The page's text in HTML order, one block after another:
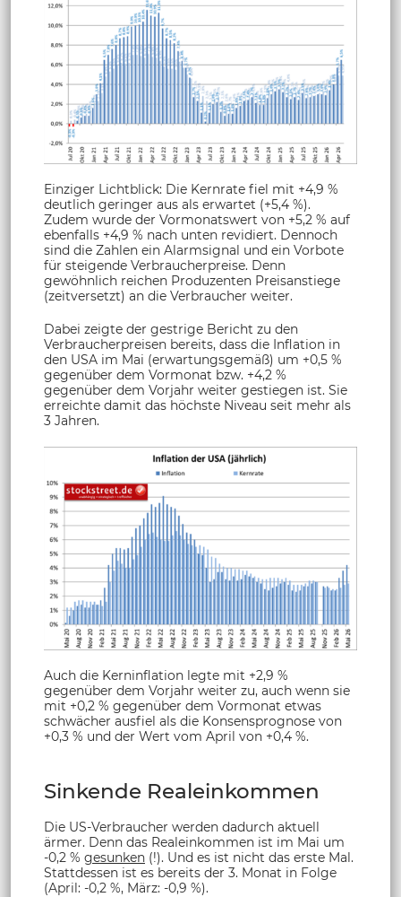
Einziger Lichtblick: Die Kernrate fiel mit +4,9 %
deutlich geringer aus als erwartet (+5,4 %).
Zudem wurde der Vormonatswert von +5,2 % auf
ebenfalls +4,9 % nach unten revidiert. Dennoch
sind die Zahlen ein Alarmsignal und ein Vorbote
für steigende Verbraucherpreise. Denn
gewöhnlich reichen Produzenten Preisanstiege
(zeitversetzt) an die Verbraucher weiter.
Dabei zeigte der gestrige Bericht zu den
Verbraucherpreisen bereits, dass die Inflation in
den USA im Mai (erwartungsgemäß) um +0,5 %
gegenüber dem Vormonat bzw. +4,2 %
gegenüber dem Vorjahr weiter gestiegen ist. Sie
erreichte damit das höchste Niveau seit mehr als
3 Jahren.
Auch die Kerninflation legte mit +2,9 %
gegenüber dem Vorjahr weiter zu, auch wenn sie
mit +0,2 % gegenüber dem Vormonat etwas
schwächer ausfiel als die Konsensprognose von
+0,3 % und der Wert vom April von +0,4 %.
Sinkende Realeinkommen
Die US-Verbraucher werden dadurch aktuell
ärmer. Denn das Realeinkommen ist im Mai um
-0,2 % gesunken (!). Und es ist nicht das erste Mal.
Stattdessen ist es bereits der 3. Monat in Folge
(April: -0,2 %, März: -0,9 %).